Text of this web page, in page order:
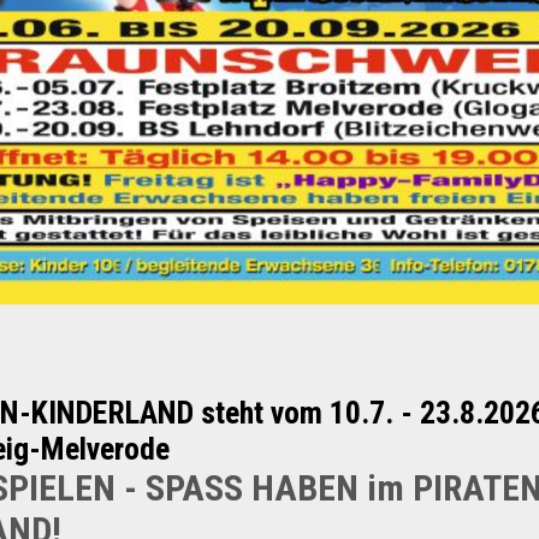
KINDERLAND steht vom 10.7. -
Melverode
- SPASS HABEN im